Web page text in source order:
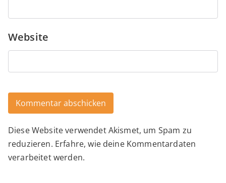
Website
Alternative:
Diese Website verwendet Akismet, um Spam zu
reduzieren. Erfahre, wie deine Kommentardaten
verarbeitet werden.